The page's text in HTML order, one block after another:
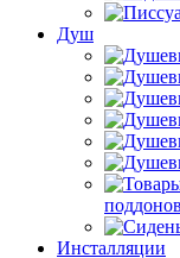
Душ
Инсталляции